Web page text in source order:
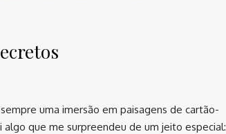
uma imersão em paisagens de cartão-
que me surpreendeu de um jeito especial: